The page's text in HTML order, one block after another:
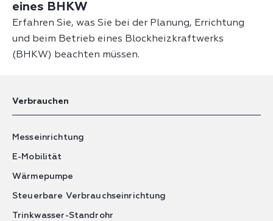
eines BHKW
Erfahren Sie, was Sie bei der Planung, Errichtung
und beim Betrieb eines Blockheizkraftwerks
(BHKW) beachten müssen.
Verbrauchen
Messeinrichtung
E-Mobilität
Wärmepumpe
Steuerbare Verbrauchseinrichtung
Trinkwasser-Standrohr